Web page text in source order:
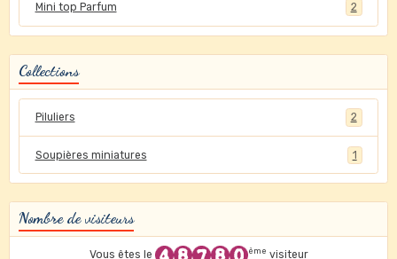
Mini top Parfum 2
Collections
Piluliers 2
Soupières miniatures 1
Nombre de visiteurs
Vous êtes le ème visiteur